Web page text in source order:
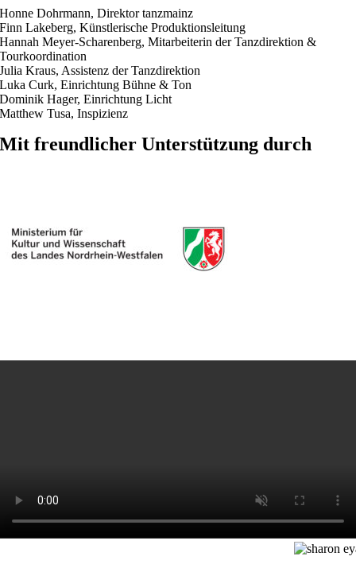
Honne Dohrmann, Direktor tanzmainz
Finn Lakeberg, Künstlerische Produktionsleitung
Hannah Meyer-Scharenberg, Mitarbeiterin der Tanzdirektion &
Tourkoordination
Julia Kraus, Assistenz der Tanzdirektion
Luka Curk, Einrichtung Bühne & Ton
Dominik Hager, Einrichtung Licht
Matthew Tusa, Inspizienz
Mit freundlicher Unterstützung durch